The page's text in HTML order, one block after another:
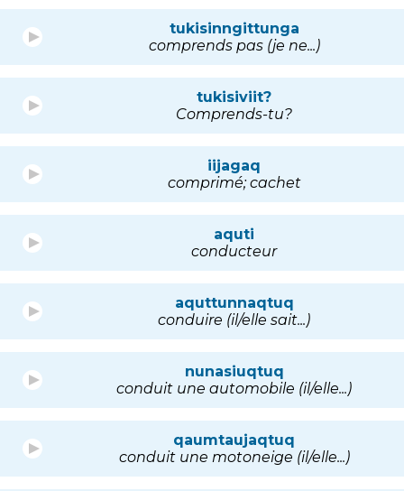
tukisinngittunga
comprends pas (je ne...)
tukisiviit?
Comprends-tu?
iijagaq
comprimé; cachet
aquti
conducteur
aquttunnaqtuq
conduire (il/elle sait...)
nunasiuqtuq
conduit une automobile (il/elle...)
qaumtaujaqtuq
conduit une motoneige (il/elle...)